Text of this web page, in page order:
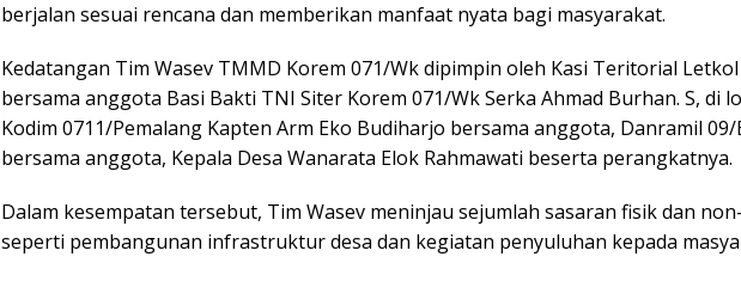
berjalan sesuai rencana dan memberikan manfaat nyata bagi masyarakat.
Kedatangan Tim Wasev TMMD Korem 071/Wk dipimpin oleh Kasi Teritorial Letkol
bersama anggota Basi Bakti TNI Siter Korem 071/Wk Serka Ahmad Burhan. S, di
Kodim 0711/Pemalang Kapten Arm Eko Budiharjo bersama anggota, Danramil
bersama anggota, Kepala Desa Wanarata Elok Rahmawati beserta perangkatnya.
Dalam kesempatan tersebut, Tim Wasev meninjau sejumlah sasaran fisik dan
seperti pembangunan infrastruktur desa dan kegiatan penyuluhan kepada